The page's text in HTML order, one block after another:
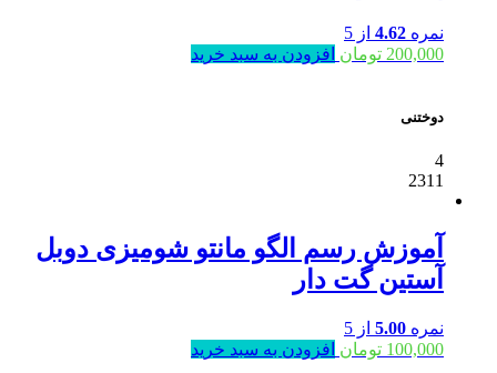
نمره 4.62 از 5
200,000 تومان افزودن به سبد خرید
دوختنی
4
2311
آموزش رسم الگو مانتو شومیزی دوبل
آستین گت دار
نمره 5.00 از 5
100,000 تومان افزودن به سبد خرید